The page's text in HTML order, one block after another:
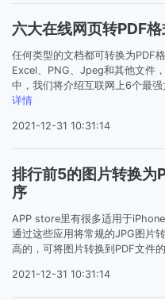
六大在线网页转PDF
任何类型的文档都可转换为PDF
Excel、PNG、Jpeg和其他文件
中，我们将介绍互联网上6个最
详情
2021-12-31 10:31:14
排行前5的图片转换为
序
APP store里有很多适用于
通过这些应用将常规的JPG图片
高的，可将图片转换到PDF文件
2021-12-31 10:31:14